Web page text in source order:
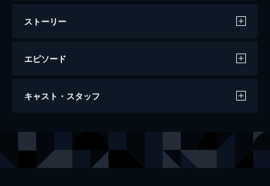
ストーリー
エピソード
Sai－すべては運まかせ－#2「鳳月杏・風
キャスト・スタッフ